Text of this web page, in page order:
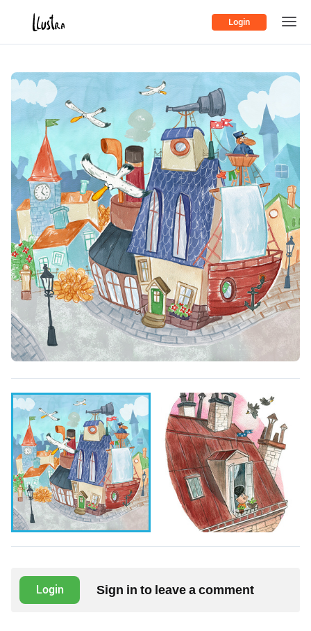
Login
Login Sign in to leave a comment